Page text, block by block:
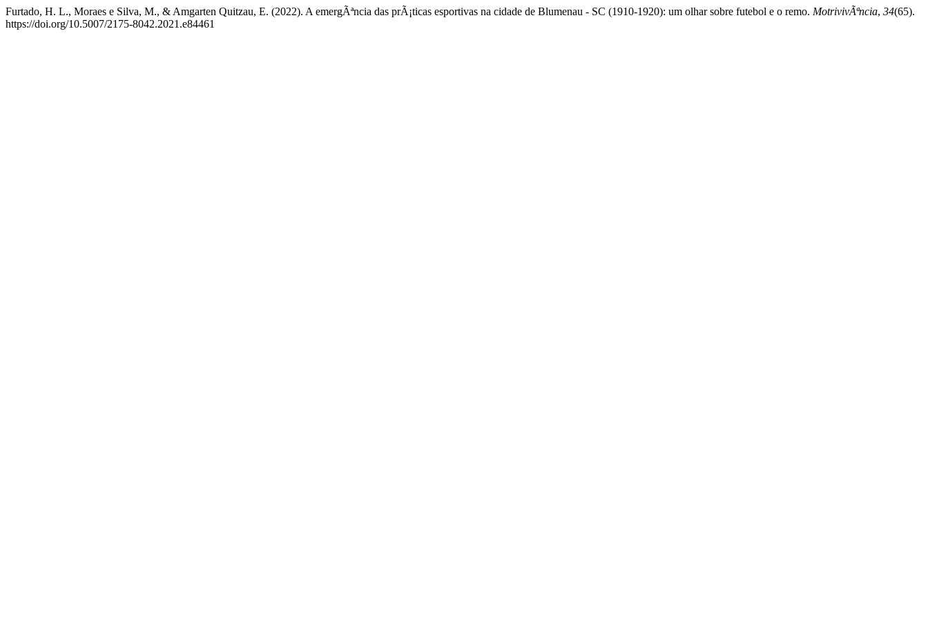
Furtado, H. L., Moraes e Silva, M., & Amgarten Quitzau, E. (2022). A emergÃªncia das prÃ¡ticas esportivas na cidade de Blumenau - SC (1910-1920): um olhar sobre futebol e o remo. MotrivivÃªncia, 34(65).
https://doi.org/10.5007/2175-8042.2021.e84461